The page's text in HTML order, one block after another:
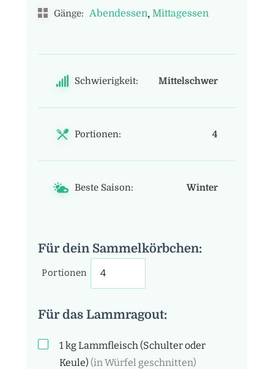
Gänge: Abendessen, Mittagessen
Schwierigkeit: Mittelschwer
Portionen: 4
Beste Saison: Winter
Für dein Sammelkörbchen:
Portionen
Für das Lammragout:
1kgLammfleisch (Schulter oder
Keule) (in Würfel geschnitten)